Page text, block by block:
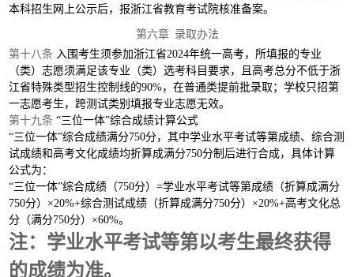
本科招生网上公示后，报浙江省教育考试院核准备案。
第六章 录取办法
第十八条 入围考生须参加浙江省2024年统一高考，所填报的专业
（类）志愿须满足该专业（类）选考科目要求，且高考总分不低于浙
江省特殊类型招生控制线的90%，在普通类提前批录取；学校只招第
一志愿考生，跨测试类别填报专业志愿无效。
第十九条 “三位一体”综合成绩计算公式
“三位一体”综合成绩满分750分，其中学业水平考试等第成绩、综合测
试成绩和高考文化成绩均折算成满分750分制后进行合成，具体计算
公式为：
“三位一体”综合成绩（750分）=学业水平考试等第成绩（折算成满分
750分）×20%+综合测试成绩（折算成满分750分）×20%+高考文化总
分（满分750分）×60%。
注：学业水平考试等第以考生最终获得
的成绩为准。